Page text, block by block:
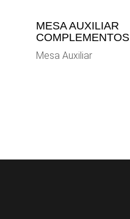
MESA AUXILIAR
COMPLEMENTOS
Mesa Auxiliar